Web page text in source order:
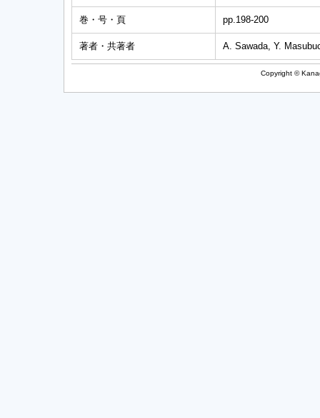
巻・号・頁 pp.198-200
著者・共著者 A. Sawada, Y.
Copyright ©